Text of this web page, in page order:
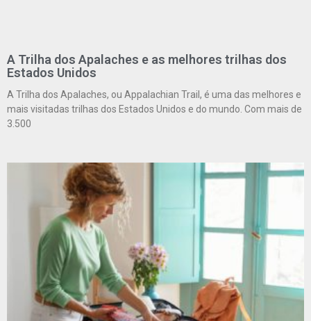
A Trilha dos Apalaches e as melhores trilhas dos
Estados Unidos
A Trilha dos Apalaches, ou Appalachian Trail, é uma das melhores e
mais visitadas trilhas dos Estados Unidos e do mundo. Com mais de
3.500